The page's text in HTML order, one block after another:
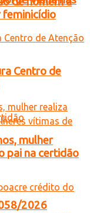
2026
feminicídio
Centro de
mulher
pai na certidão